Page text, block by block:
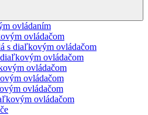
ovládaním
ovládačom
s diaľkovým ovládačom
ovládačom
ovládačom
ovládačom
ovládačom
ovládačom